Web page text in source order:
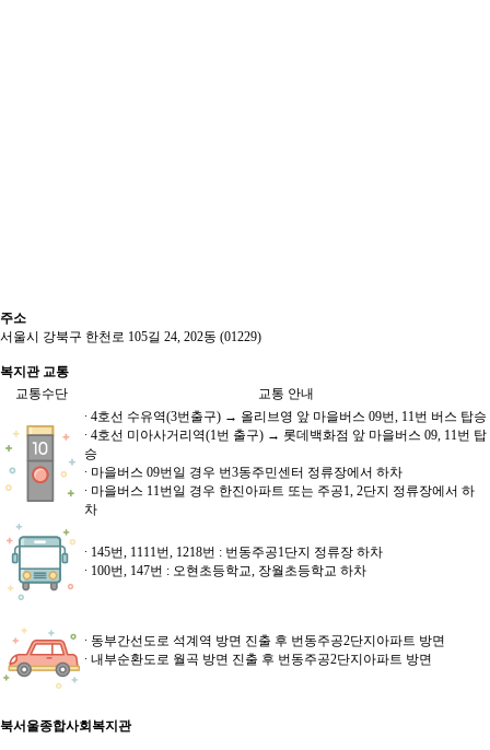
주소
서울시 강북구 한천로 105길 24, 202동 (01229)
복지관 교통
교통수단
교통 안내
∙ 4호선 수유역(3번출구) → 올리브영 앞 마을버스 09번, 11번 버스 탑승
∙ 4호선 미아사거리역(1번 출구) → 롯데백화점 앞 마을버스 09, 11번 탑
승
∙ 마을버스 09번일 경우 번3동주민센터 정류장에서 하차
∙ 마을버스 11번일 경우 한진아파트 또는 주공1, 2단지 정류장에서 하
차
∙ 145번, 1111번, 1218번 : 번동주공1단지 정류장 하차
∙ 100번, 147번 : 오현초등학교, 장월초등학교 하차
∙ 동부간선도로 석계역 방면 진출 후 번동주공2단지아파트 방면
∙ 내부순환도로 월곡 방면 진출 후 번동주공2단지아파트 방면
북서울종합사회복지관